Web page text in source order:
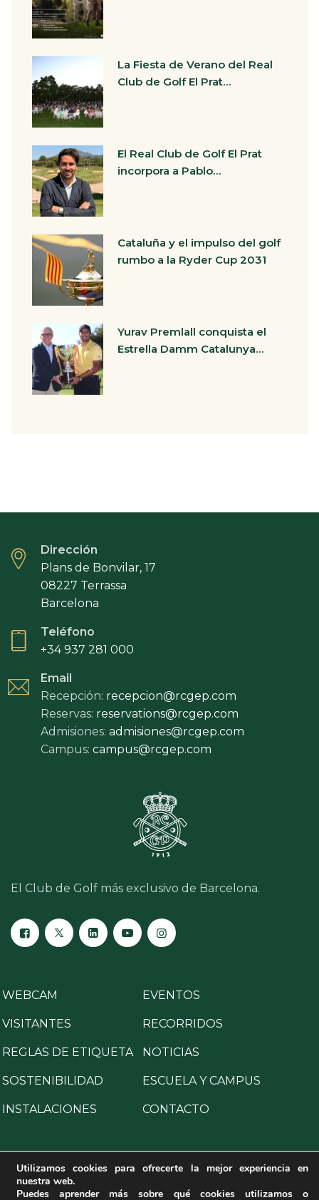
La Fiesta de Verano del Real
Club de Golf El Prat…
El Real Club de Golf El Prat
incorpora a Pablo…
Cataluña y el impulso del golf
rumbo a la Ryder Cup 2031
Yurav Premlall conquista el
Estrella Damm Catalunya…
Dirección
Plans de Bonvilar, 17
08227 Terrassa
Barcelona
Teléfono
+34 937 281 000
Email
Recepción: recepcion@rcgep.com
Reservas: reservations@rcgep.com
Admisiones: admisiones@rcgep.com
Campus: campus@rcgep.com
El Club de Golf más exclusivo de Barcelona.
WEBCAM EVENTOS
VISITANTES RECORRIDOS
REGLAS DE ETIQUETA NOTICIAS
SOSTENIBILIDAD ESCUELA Y CAMPUS
INSTALACIONES CONTACTO
Copyright © 2025 All Rights Reserved.
Utilizamos cookies para ofrecerte la mejor experiencia en
nuestra web.
Puedes aprender más sobre qué cookies utilizamos o